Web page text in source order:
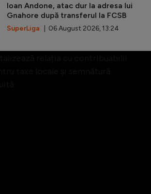
Ioan Andone, atac dur la adresa lui
Gnahore după transferul la FCSB
SuperLiga | 06 August 2026, 13:24